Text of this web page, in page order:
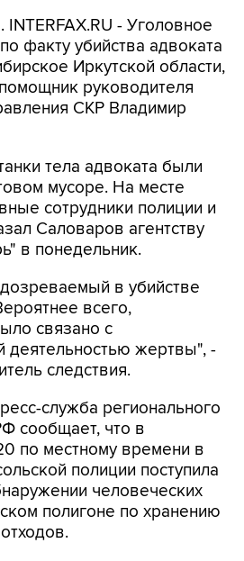
INTERFAX.RU - Уголовное
факту убийства адвоката
Иркутской области,
руководителя
СКР Владимир
тела адвоката были
мусоре. На месте
сотрудники полиции и
Саловаров агентству
в понедельник.
в убийстве
всего,
связано с
деятельностью жертвы", -
следствия.
служба регионального
сообщает, что в
по местному времени в
полиции поступила
человеческих
полигоне по хранению